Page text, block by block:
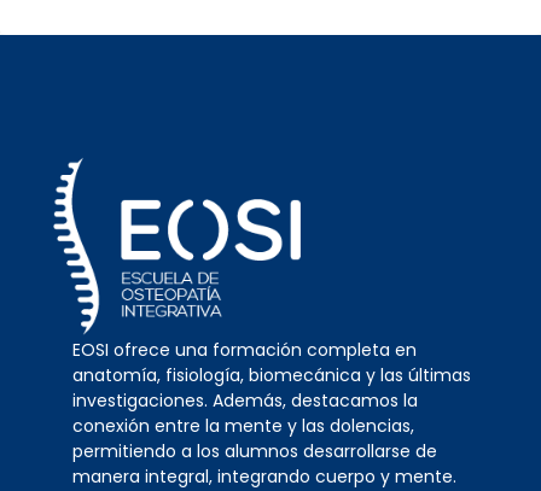
EOSI ofrece una formación completa en
anatomía, fisiología, biomecánica y las últimas
investigaciones. Además, destacamos la
conexión entre la mente y las dolencias,
permitiendo a los alumnos desarrollarse de
manera integral, integrando cuerpo y mente.